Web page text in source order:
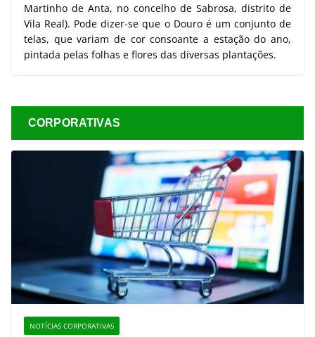
Martinho de Anta, no concelho de Sabrosa, distrito de
Vila Real). Pode dizer-se que o Douro é um conjunto de
telas, que variam de cor consoante a estação do ano,
pintada pelas folhas e flores das diversas plantações.
CORPORATIVAS
NOTÍCIAS CORPORATIVAS